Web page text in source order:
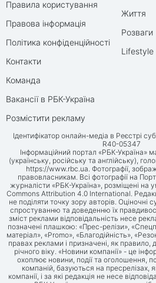
Правила користування
Правова інформація
Політика конфіденційності
Контакти
Команда
Вакансії в РБК-Україна
Розмістити рекламу
Життя
Розваги
Lifestyle
Ідентифікатор онлайн-медіа в Реєстрі
R40-05347
Інформаційний портал «РБК-Україна»
(українську, російську та англійську),
https://www.rbc.ua. Фотографії,
правовласникам. Всі фотографії на
журналісти «РБК-Україна», розміщені на
Commons Attribution 4.0 International.
не поділяти точку зору авторів. Оціночні
спростуванню та доведенню їх
зміст реклами відповідальність несе
позначені плашкою: «Прес-релізи»,
матеріал», «Promo», «Благодійність»,
правах реклами і призначені, як правило,
річного віку. «Новини компанії» - це
охоплює новини, події та оголошення,
компаній, базуються на пресрелізах,
компанії, і за які редакція не несе